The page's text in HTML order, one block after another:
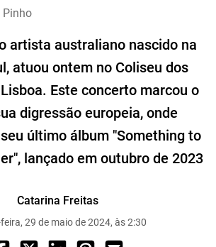
Pinho
artista australiano nascido na
atuou ontem no Coliseu dos
Este concerto marcou o
digressão europeia, onde
último álbum "Something to
lançado em outubro de 2023
Catarina Freitas
29 de maio de 2024, às 2:30